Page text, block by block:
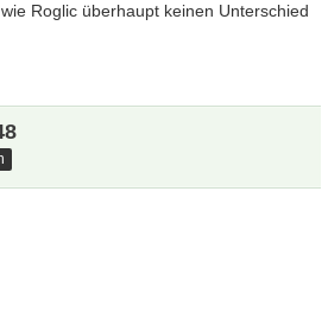
Roglic überhaupt keinen Unterschied